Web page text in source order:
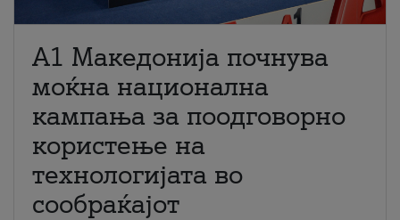
A1 Македонија почнува
моќна национална
кампања за поодговорно
користење на
технологијата во
сообраќајот